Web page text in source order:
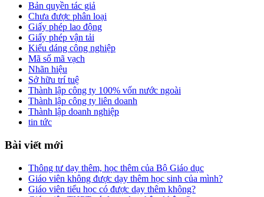
Bản quyền tác giả
Chưa được phân loại
Giấy phép lao động
Giấy phép vận tải
Kiểu dáng công nghiệp
Mã số mã vạch
Nhãn hiệu
Sở hữu trí tuệ
Thành lập công ty 100% vốn nước ngoài
Thành lập công ty liên doanh
Thành lập doanh nghiệp
tin tức
Bài viết mới
Thông tư dạy thêm, học thêm của Bộ Giáo dục
Giáo viên không được dạy thêm học sinh của mình?
Giáo viên tiểu học có được dạy thêm không?